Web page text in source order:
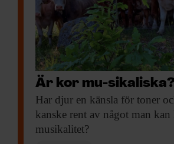
Är kor mu-sikaliska?
Har djur en känsla för toner
kanske rent av något man kan
musikalitet?